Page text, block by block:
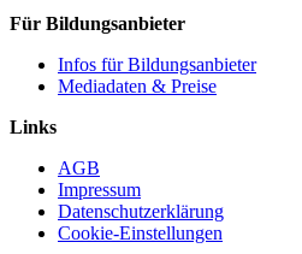
Für Bildungsanbieter
Infos für Bildungsanbieter
Mediadaten & Preise
Links
AGB
Impressum
Datenschutzerklärung
Cookie-Einstellungen